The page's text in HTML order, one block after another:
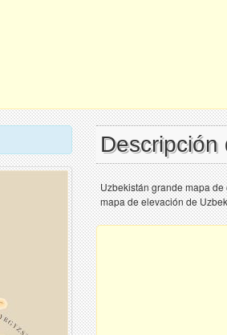
Uzbekistán grande mapa
mapa de elevación de